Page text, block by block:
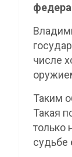
числе
Таким
Такая
только